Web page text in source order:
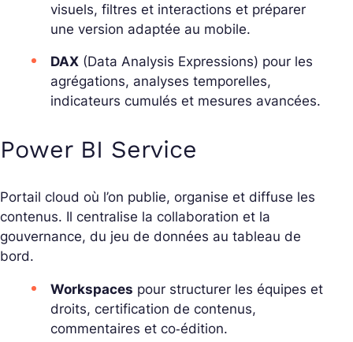
visuels, filtres et interactions et préparer
une version adaptée au mobile.
DAX (Data Analysis Expressions) pour les
agrégations, analyses temporelles,
indicateurs cumulés et mesures avancées.
Power BI Service
Portail cloud où l’on publie, organise et diffuse les
contenus. Il centralise la collaboration et la
gouvernance, du jeu de données au tableau de
bord.
Workspaces pour structurer les équipes et
droits, certification de contenus,
commentaires et co‑édition.